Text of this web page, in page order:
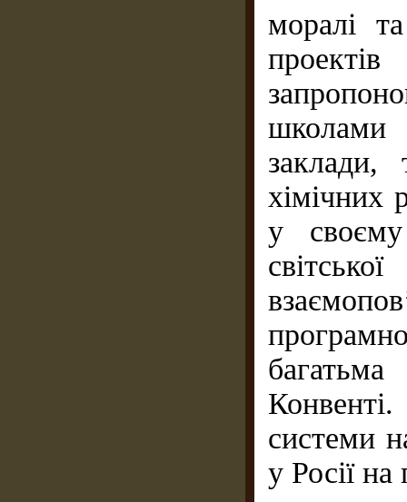
моралі
школами
заклади,
хімічних
у
системи
у Росії